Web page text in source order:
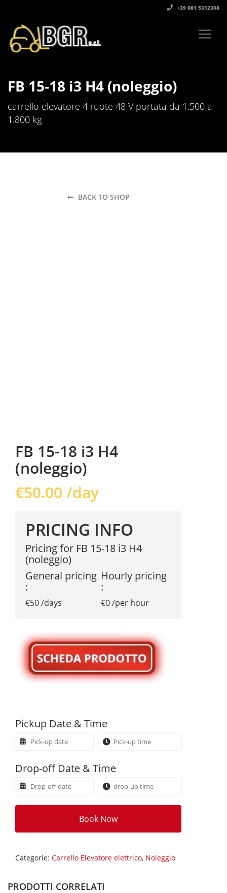
+39 081 5312308‬
FB 15-18 i3 H4 (noleggio)
carrello elevatore 4 ruote 48 V portata da 1.500 a
1.800 kg
BACK TO SHOP
FB 15-18 i3 H4
(noleggio)
€50.00 /day
PRICING INFO
Pricing for FB 15-18 i3 H4
(noleggio)
General pricing
:
€50 /days
Hourly pricing
:
€0 /per hour
Pickup Date & Time
Drop-off Date & Time
Book Now
Categorie: Carrello Elevatore elettrico, Noleggio
PRODOTTI CORRELATI